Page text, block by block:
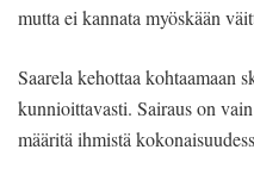
mutta ei kannata myöskään
Saarela kehottaa kohtaamaan
kunnioittavasti. Sairaus on
määritä ihmistä